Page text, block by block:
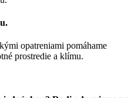
opatreniami pomáhame
prostredie a klímu.